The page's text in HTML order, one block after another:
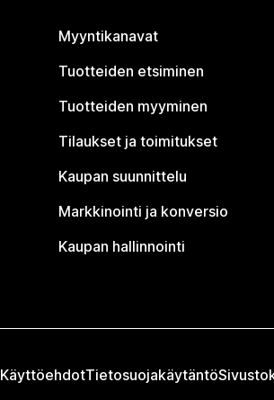
Myyntikanavat
Tuotteiden etsiminen
Tuotteiden myyminen
Tilaukset ja toimitukset
Kaupan suunnittelu
Markkinointi ja konversio
Kaupan hallinnointi
KäyttöehdotTietosuojakäytäntö